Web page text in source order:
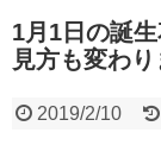
1月1日の誕
見方も変わり
2019/2/10